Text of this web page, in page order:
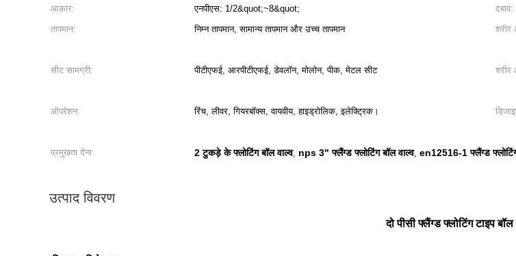
आकार: एनपीएस: 1/2&quot;~8&quot; दबाव:
तापमान:
निम्न तापमान, सामान्य तापमान और उच्च तापमान शरीर
सीट सामग्री:
पीटीएफई, आरपीटीएफई, डेवलॉन, मोलोन, पीक, मेटल सीट शरीर
ऑपरेशन:
रिंच, लीवर, गियरबॉक्स, वायवीय, हाइड्रोलिक, इलेक्ट्रिक।
प्रमुखता देना:
2 टुकड़े के फ्लोटिंग बॉल वाल्व, nps 3" फ्लैंग्ड फ्लोटिंग बॉल वाल्व, en12516-1 फ्लैंग्ड
उत्पाद विवरण
दो पीसी फ्लैंग्ड फ्लोटिंग टाइप बॉल